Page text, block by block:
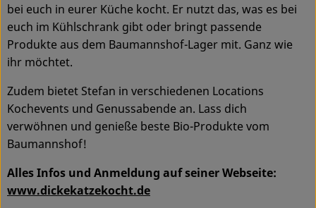
Über uns
Blog & Aktuelles
bei euch in eurer Küche kocht. Er nutzt das, was es bei
euch im Kühlschrank gibt oder bringt passende
Produkte aus dem Baumannshof-Lager mit. Ganz wie
ihr möchtet.
Zudem bietet Stefan in verschiedenen Locations
Kochevents und Genussabende an. Lass dich
verwöhnen und genieße beste Bio-Produkte vom
Baumannshof!
Alles Infos und Anmeldung auf seiner Webseite:
www.dickekatzekocht.de